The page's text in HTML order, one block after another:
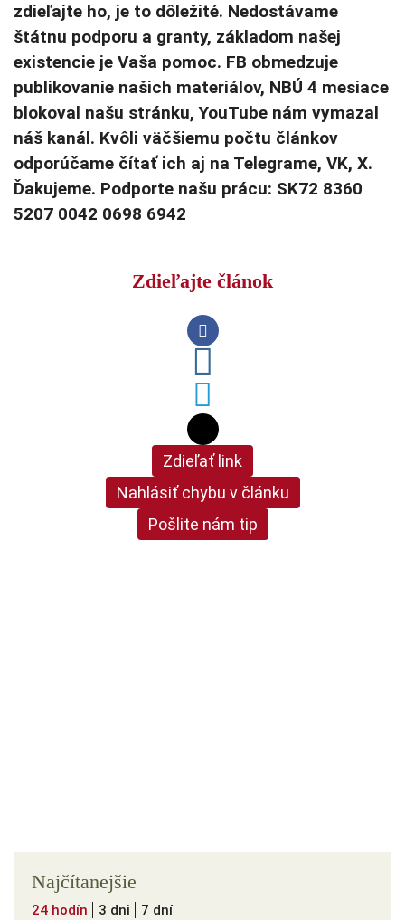
zdieľajte ho, je to dôležité. Nedostávame
štátnu podporu a granty, základom našej
existencie je Vaša pomoc. FB obmedzuje
publikovanie našich materiálov, NBÚ 4 mesiace
blokoval našu stránku, YouTube nám vymazal
náš kanál. Kvôli väčšiemu počtu článkov
odporúčame čítať ich aj na Telegrame, VK, X.
Ďakujeme. Podporte našu prácu: SK72 8360
5207 0042 0698 6942
Zdieľajte článok
Zdieľať link
Nahlásiť chybu v článku
Pošlite nám tip
Najčítanejšie
24 hodín 3 dni 7 dní